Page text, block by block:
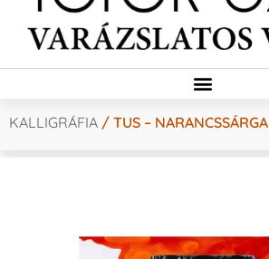
KALLIGRÁFIA / TUS – NARANCSSÁRGA